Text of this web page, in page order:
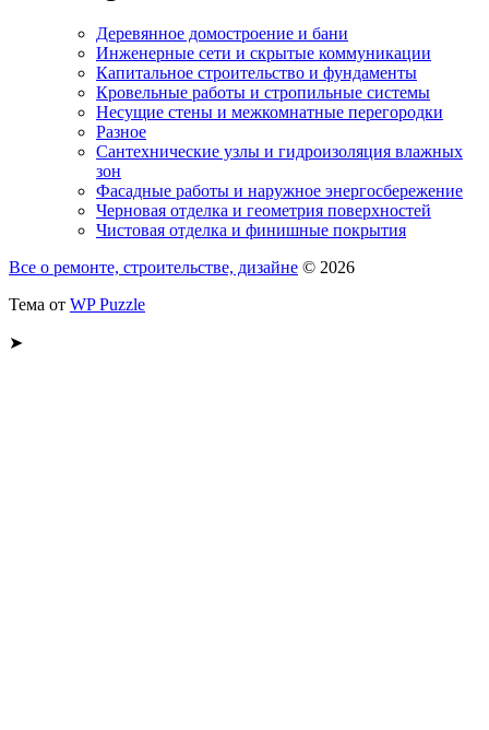
Деревянное домостроение и бани
Инженерные сети и скрытые коммуникации
Капитальное строительство и фундаменты
Кровельные работы и стропильные системы
Несущие стены и межкомнатные перегородки
Разное
Сантехнические узлы и гидроизоляция влажных
зон
Фасадные работы и наружное энергосбережение
Черновая отделка и геометрия поверхностей
Чистовая отделка и финишные покрытия
Все о ремонте, строительстве, дизайне © 2026
Тема от WP Puzzle
➤